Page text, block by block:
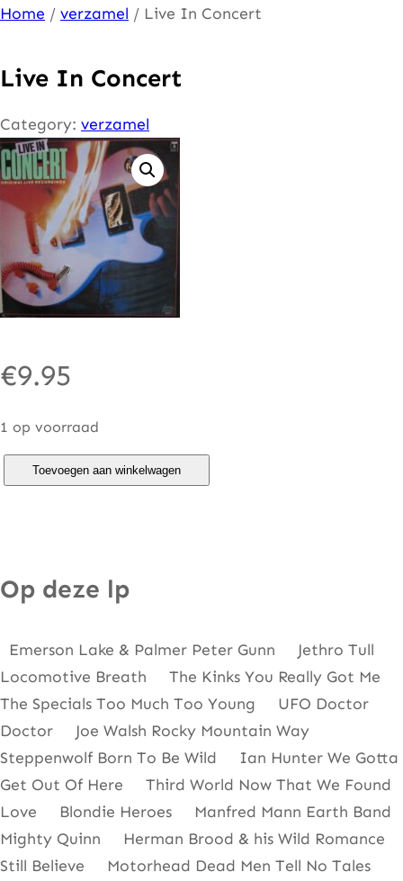
Ga
de
inhoud
Home / verzamel / Live In Concert
Live In Concert
Category: verzamel
€9.95
1 op voorraad
n
n
c
e
r
t
a
a
n
Toevoegen aan winkelwagen
Op deze lp
Emerson Lake & Palmer Peter Gunn Jethro Tull
Locomotive Breath The Kinks You Really Got Me
The Specials Too Much Too Young UFO Doctor
Doctor Joe Walsh Rocky Mountain Way
Steppenwolf Born To Be Wild Ian Hunter We Gotta
Get Out Of Here Third World Now That We Found
Love Blondie Heroes Manfred Mann Earth Band
Mighty Quinn Herman Brood & his Wild Romance
Still Believe Motorhead Dead Men Tell No Tales